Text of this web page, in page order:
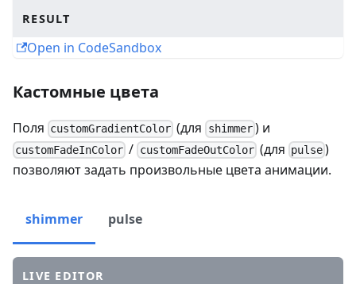
RESULT
Open in CodeSandbox
Кастомные цвета
Поля customGradientColor (для shimmer) и
customFadeInColor / customFadeOutColor(для pulse)
позволяют задать произвольные цвета анимации.
shimmer pulse
LIVE EDITOR